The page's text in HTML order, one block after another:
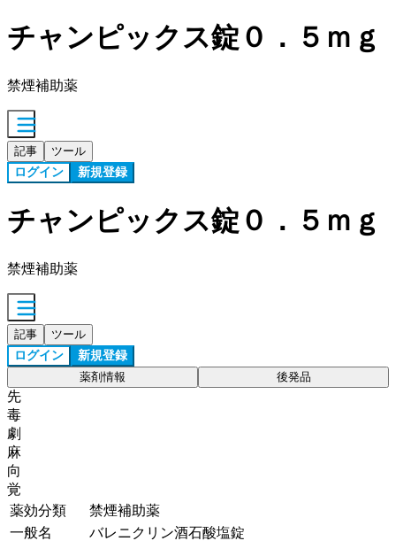
チャンピックス錠０．５ｍｇ
禁煙補助薬
記事 ツール
ログイン 新規登録
チャンピックス錠０．５ｍｇ
禁煙補助薬
記事 ツール
ログイン 新規登録
薬剤情報 後発品
先
毒
劇
麻
向
覚
薬効分類
禁煙補助薬
一般名
バレニクリン酒石酸塩錠